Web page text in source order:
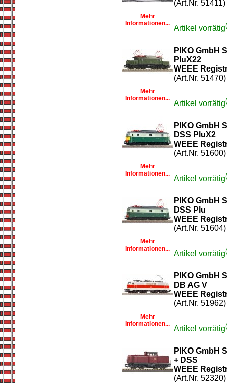
Mehr
Informationen...
(Art.Nr. 51411)
Artikel vorrätig
Mehr
Informationen...
PIKO GmbH
PluX22
WEEE
(Art.Nr. 51470)
Artikel vorrätig
Mehr
Informationen...
PIKO GmbH
DSS PluX2
WEEE
(Art.Nr. 51600)
Artikel vorrätig
Mehr
Informationen...
PIKO GmbH
DSS Plu
WEEE
(Art.Nr. 51604)
Artikel vorrätig
Mehr
Informationen...
PIKO GmbH
DB AG V
WEEE
(Art.Nr. 51962)
Artikel vorrätig
PIKO GmbH
+ DSS
WEEE
(Art.Nr. 52320)